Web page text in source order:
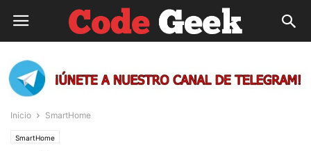
Inicio SmartHome
SmartHome